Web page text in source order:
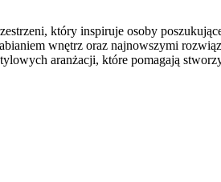
który inspiruje osoby
wnętrz oraz najnowszymi
aranżacji, które pomagają